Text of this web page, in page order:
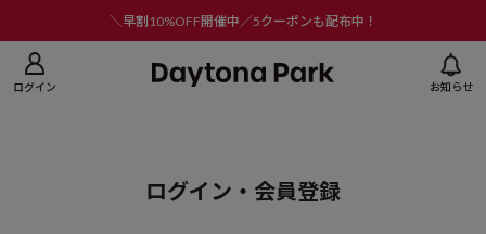
＼早割10%OFF開催中／5クーポンも配布中！
ログイン お知らせ
ログイン・会員登録